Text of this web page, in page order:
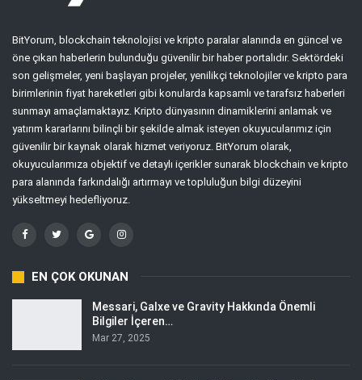
BitYorum, blockchain teknolojisi ve kripto paralar alanında en güncel ve
öne çıkan haberlerin bulunduğu güvenilir bir haber portalıdır. Sektördeki
son gelişmeler, yeni başlayan projeler, yenilikçi teknolojiler ve kripto para
birimlerinin fiyat hareketleri gibi konularda kapsamlı ve tarafsız haberleri
sunmayı amaçlamaktayız. Kripto dünyasının dinamiklerini anlamak ve
yatırım kararlarını bilinçli bir şekilde almak isteyen okuyucularımız için
güvenilir bir kaynak olarak hizmet veriyoruz. BitYorum olarak,
okuyucularımıza objektif ve detaylı içerikler sunarak blockchain ve kripto
para alanında farkındalığı artırmayı ve topluluğun bilgi düzeyini
yükseltmeyi hedefliyoruz.
EN ÇOK OKUNAN
Messari, Galxe ve Gravity Hakkında Önemli
Bilgiler İçeren…
Mar 27, 2025